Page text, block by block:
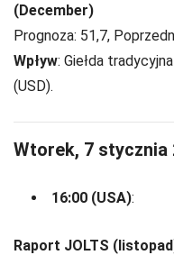
(December)
Prognoza: 51,7,
Wpływ: Giełda
(USD).
Wtorek, 7 stycznia
16:00 (USA):
Raport JOLTS